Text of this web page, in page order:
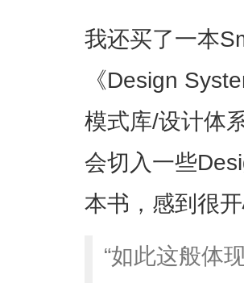
我还买了一本
《Design
模式库/设计体
会切入一些
本书，感到很开
“如此这般体